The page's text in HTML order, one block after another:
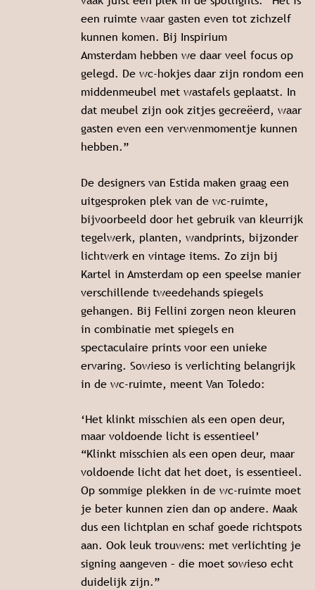
een ruimte waar gasten even tot zichzelf
kunnen komen. Bij Inspirium
Amsterdam hebben we daar veel focus op
gelegd. De wc-hokjes daar zijn rondom een
middenmeubel met wastafels geplaatst. In
dat meubel zijn ook zitjes gecreëerd, waar
gasten even een verwenmomentje kunnen
hebben.”
De designers van Estida maken graag een
uitgesproken plek van de wc-ruimte,
bijvoorbeeld door het gebruik van kleurrijk
tegelwerk, planten, wandprints, bijzonder
lichtwerk en vintage items. Zo zijn bij
Kartel in Amsterdam op een speelse manier
verschillende tweedehands spiegels
gehangen. Bij Fellini zorgen neon kleuren
in combinatie met spiegels en
spectaculaire prints voor een unieke
ervaring. Sowieso is verlichting belangrijk
in de wc-ruimte, meent Van Toledo:
‘Het klinkt misschien als een open deur,
maar voldoende licht is essentieel’
“Klinkt misschien als een open deur, maar
voldoende licht dat het doet, is essentieel.
Op sommige plekken in de wc-ruimte moet
je beter kunnen zien dan op andere. Maak
dus een lichtplan en schaf goede richtspots
aan. Ook leuk trouwens: met verlichting je
signing aangeven – die moet sowieso echt
duidelijk zijn.”